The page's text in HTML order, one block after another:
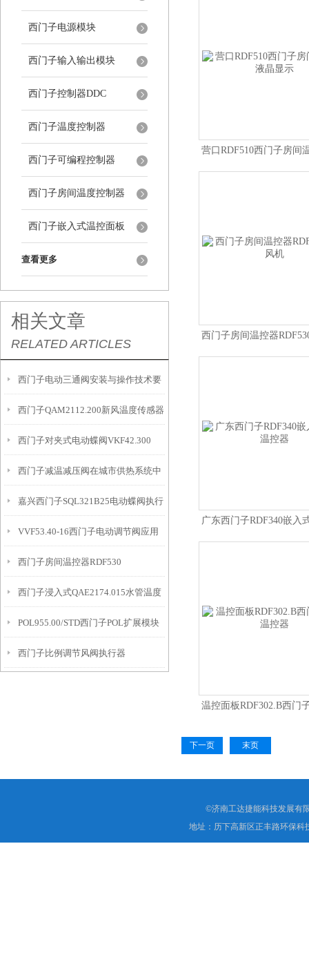
西门子电源模块
西门子输入输出模块
西门子控制器DDC
西门子温度控制器
西门子可编程控制器
西门子房间温度控制器
西门子嵌入式温控面板
查看更多
相关文章
RELATED ARTICLES
西门子电动三通阀安装与操作技术要
领,新手值得借鉴
西门子QAM2112.200新风温度传感器
西门子对夹式电动蝶阀VKF42.300
西门子减温减压阀在城市供热系统中
的应用
嘉兴西门子SQL321B25电动蝶阀执行
机构
VVF53.40-16西门子电动调节阀应用
场合
西门子房间温控器RDF530
西门子浸入式QAE2174.015水管温度
传感器
POL955.00/STD西门子POL扩展模块
西门子比例调节风阀执行器
营口RDF510西门子房间
显示
西门子房间温控器
广东西门子RDF340嵌入
器
温控面板RDF302.B西门
下一页 末页
©济南工达捷能科技发展有
地址：历下高新区正丰路环保科